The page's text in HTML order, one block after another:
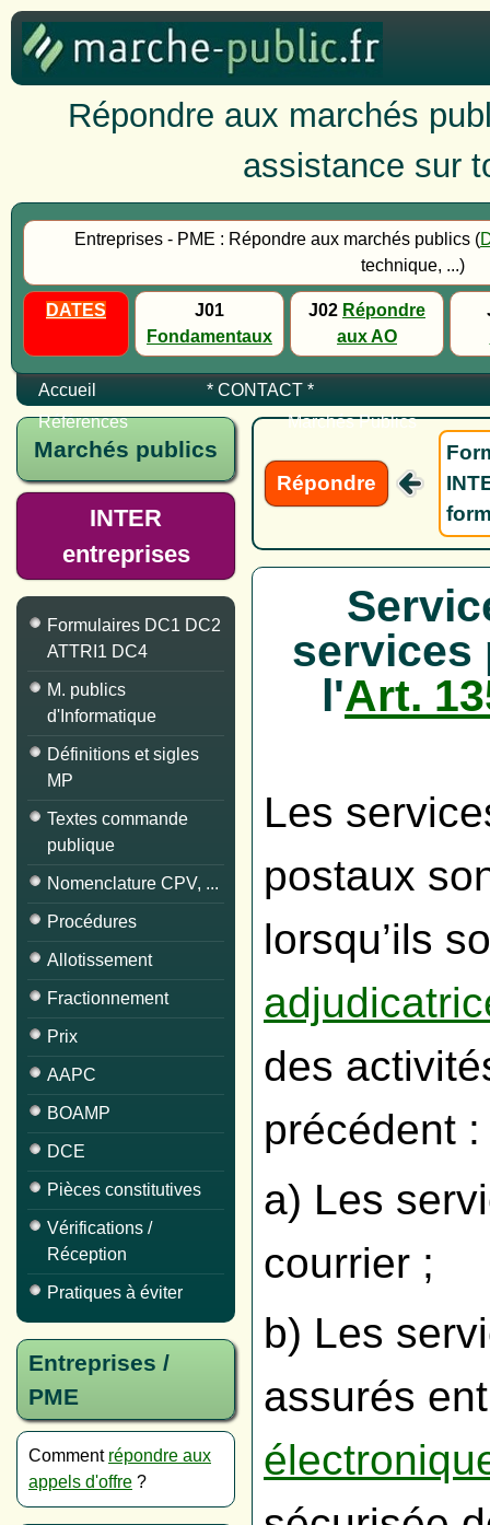
Répondre aux marchés
assistance sur
Entreprises - PME : Répondre aux marchés publics (
technique, ...)
DATES
J01
Fondamentaux
J02 Répondre
aux AO
Accueil
* CONTACT *
Références
Marchés Publics
Marchés publics
INTER
entreprises
Formulaires DC1 DC2
ATTRI1 DC4
M. publics
d'Informatique
Définitions et sigles
MP
Textes commande
publique
Nomenclature CPV, ...
Procédures
Allotissement
Fractionnement
Prix
AAPC
BOAMP
DCE
Pièces constitutives
Vérifications /
Réception
Pratiques à éviter
Entreprises /
PME
Comment répondre aux
appels d'offre ?
Répondre
services
l'Art.
Les
postaux
lorsqu’ils
des
précédent :
a) Les
courrier ;
b) Les
assurés